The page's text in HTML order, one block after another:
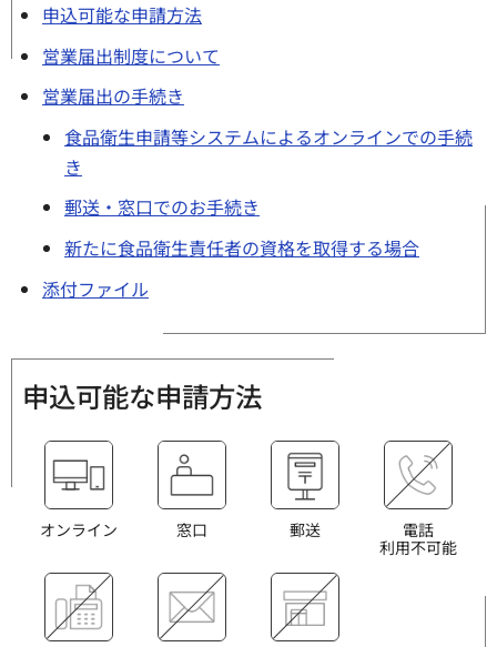
申込可能な申請方法
営業届出制度について
営業届出の手続き
食品衛生申請等システムによるオンラインでの手続
き
郵送・窓口でのお手続き
新たに食品衛生責任者の資格を取得する場合
添付ファイル
申込可能な申請方法
オンライン 窓口 郵送
電話
利用不可能